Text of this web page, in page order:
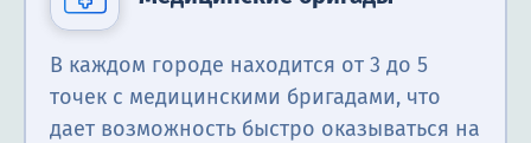
В каждом городе находится от 3 до 5
точек с медицинскими бригадами, что
дает возможность быстро оказываться на